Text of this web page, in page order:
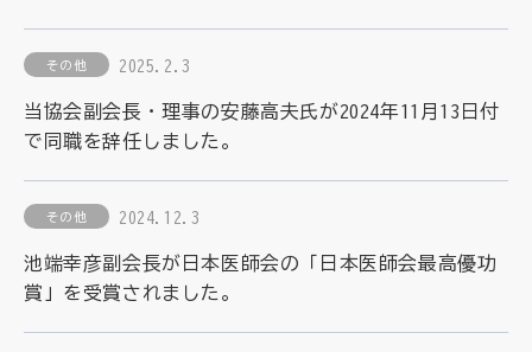
役員名簿
役員挨拶
定款
リハビリ
アカデミー
病院見学
活動報告
アンケート
お問い合わせ
制度・施策
その他 2025.2.3
当協会副会長・理事の安藤高夫氏が2024年11月13日付
で同職を辞任しました。
その他 2024.12.3
池端幸彦副会長が日本医師会の「日本医師会最高優功
賞」を受賞されました。